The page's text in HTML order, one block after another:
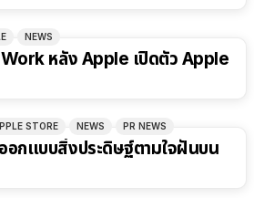
NEWS
หลัง Apple เปิดตัว Apple
STORE NEWS PR NEWS